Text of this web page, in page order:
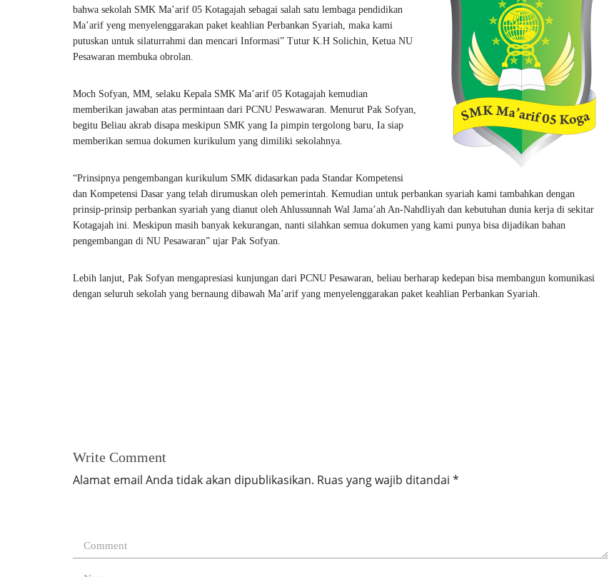
bahwa sekolah SMK Ma’arif 05 Kotagajah sebagai salah satu lembaga pendidikan
Ma’arif yeng menyelenggarakan paket keahlian Perbankan Syariah, maka kami
putuskan untuk silaturrahmi dan mencari Informasi” Tutur K.H Solichin, Ketua NU
Pesawaran membuka obrolan.
Moch Sofyan, MM, selaku Kepala SMK Ma’arif 05 Kotagajah kemudian
memberikan jawaban atas permintaan dari PCNU Peswawaran. Menurut Pak Sofyan,
begitu Beliau akrab disapa meskipun SMK yang Ia pimpin tergolong baru, Ia siap
memberikan semua dokumen kurikulum yang dimiliki sekolahnya.
“Prinsipnya pengembangan kurikulum SMK didasarkan pada Standar Kompetensi
dan Kompetensi Dasar yang telah dirumuskan oleh pemerintah. Kemudian untuk perbankan syariah kami tambahkan dengan
prinsip-prinsip perbankan syariah yang dianut oleh Ahlussunnah Wal Jama’ah An-Nahdliyah dan kebutuhan dunia kerja di sekitar
Kotagajah ini. Meskipun masih banyak kekurangan, nanti silahkan semua dokumen yang kami punya bisa dijadikan bahan
pengembangan di NU Pesawaran” ujar Pak Sofyan.
Lebih lanjut, Pak Sofyan mengapresiasi kunjungan dari PCNU Pesawaran, beliau berharap kedepan bisa membangun komunikasi
dengan seluruh sekolah yang bernaung dibawah Ma’arif yang menyelenggarakan paket keahlian Perbankan Syariah.
Write Comment
Alamat email Anda tidak akan dipublikasikan. Ruas yang wajib ditandai *